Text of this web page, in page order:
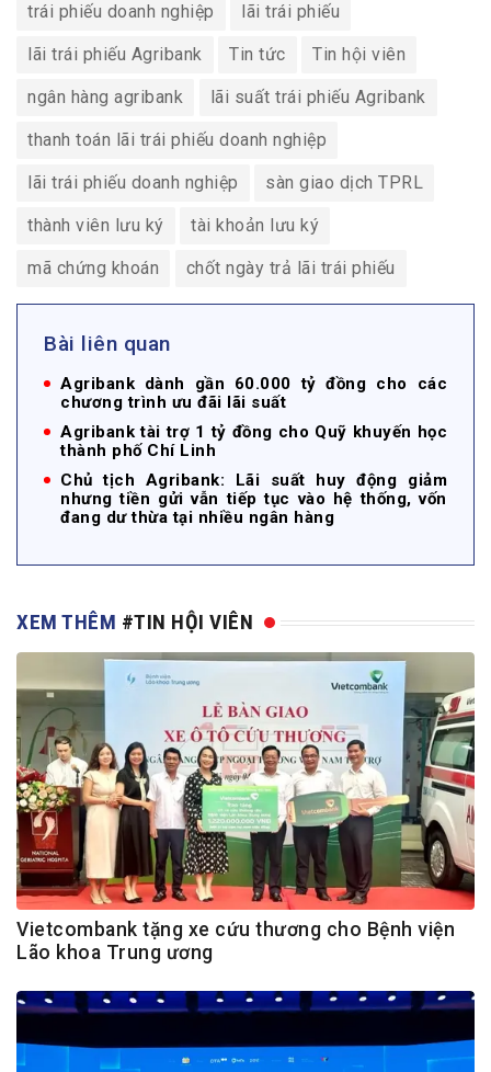
trái phiếu doanh nghiệp lãi trái phiếu
lãi trái phiếu Agribank Tin tức Tin hội viên
ngân hàng agribank lãi suất trái phiếu Agribank
thanh toán lãi trái phiếu doanh nghiệp
lãi trái phiếu doanh nghiệp sàn giao dịch TPRL
thành viên lưu ký tài khoản lưu ký
mã chứng khoán chốt ngày trả lãi trái phiếu
Bài liên quan
Agribank dành gần 60.000 tỷ đồng cho các
chương trình ưu đãi lãi suất
Agribank tài trợ 1 tỷ đồng cho Quỹ khuyến học
thành phố Chí Linh
Chủ tịch Agribank: Lãi suất huy động giảm
nhưng tiền gửi vẫn tiếp tục vào hệ thống, vốn
đang dư thừa tại nhiều ngân hàng
XEM THÊM #TIN HỘI VIÊN
Vietcombank tặng xe cứu thương cho Bệnh viện
Lão khoa Trung ương